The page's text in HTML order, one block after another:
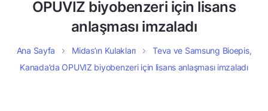
OPUVIZ biyobenzeri için lisans
anlaşması imzaladı
Ana Sayfa Midas’ın Kulakları
Teva ve Samsung Bioepis,
Kanada’da OPUVIZ biyobenzeri için lisans anlaşması imzaladı